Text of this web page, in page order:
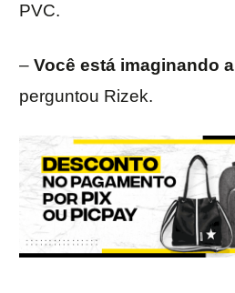
PVC.
– Você está imaginando
perguntou Rizek.